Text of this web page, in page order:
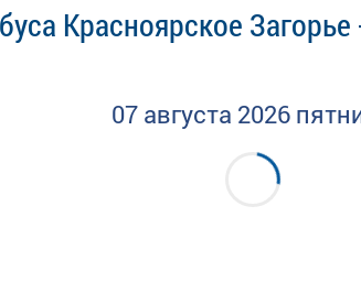
Красноярское Загорье
07 августа 2026